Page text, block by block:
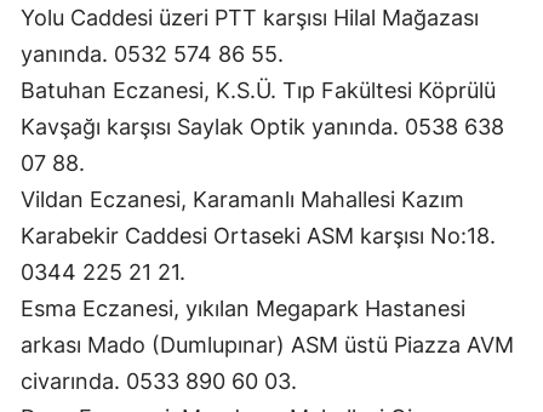
Yolu Caddesi üzeri PTT karşısı Hilal Mağazası
yanında. 0532 574 86 55.
Batuhan Eczanesi, K.S.Ü. Tıp Fakültesi Köprülü
Kavşağı karşısı Saylak Optik yanında. 0538 638
07 88.
Vildan Eczanesi, Karamanlı Mahallesi Kazım
Karabekir Caddesi Ortaseki ASM karşısı No:18.
0344 225 21 21.
Esma Eczanesi, yıkılan Megapark Hastanesi
arkası Mado (Dumlupınar) ASM üstü Piazza AVM
civarında. 0533 890 60 03.